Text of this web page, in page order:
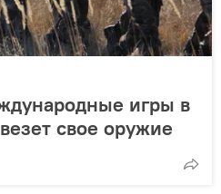
игры в
свое оружие